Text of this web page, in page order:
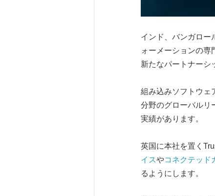
インド、バンガロー
ォーメーションの専
新たなパートナーシ
組み込みソフトウェ
分野のグローバルリ
実績があります。
英国に本社を置く
イスやコネクテッド
るようにします。